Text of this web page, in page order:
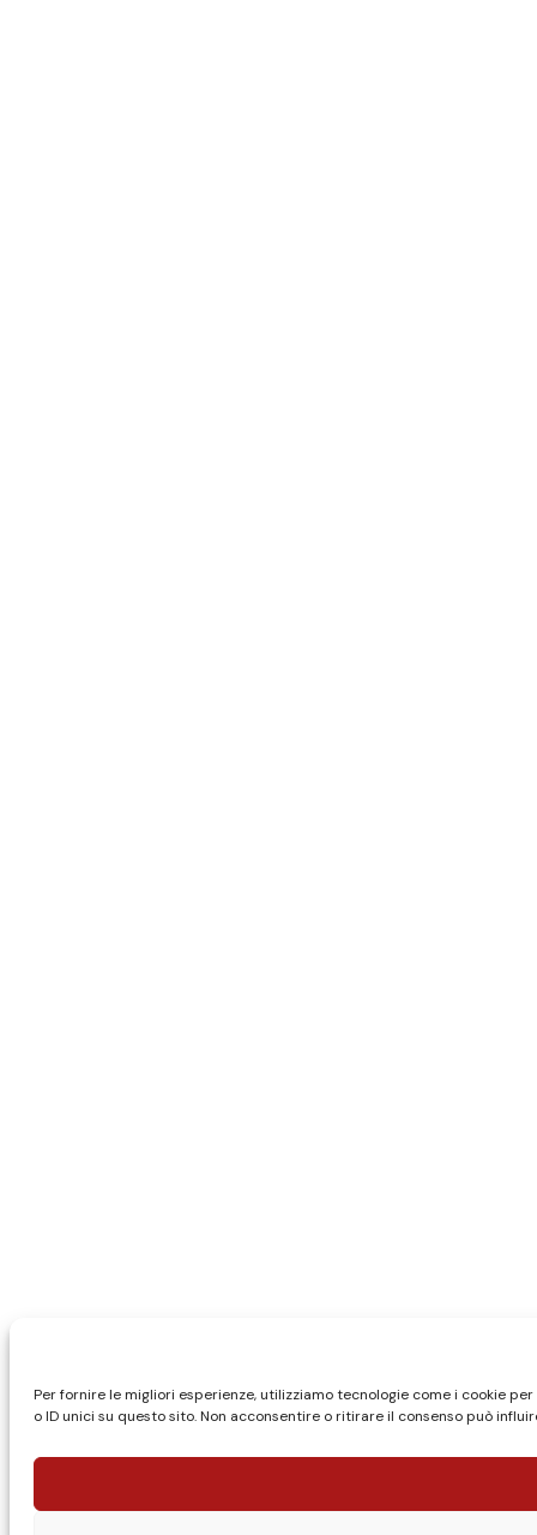
Per fornire le migliori esperienze, utilizziamo tecnologie come i cookie
o ID unici su questo sito. Non acconsentire o ritirare il consenso può